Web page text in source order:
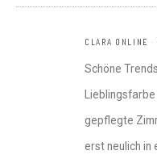
CLARA ONLINE
Schöne
Lieblingsfarbe
gepflegte
erst neulich in